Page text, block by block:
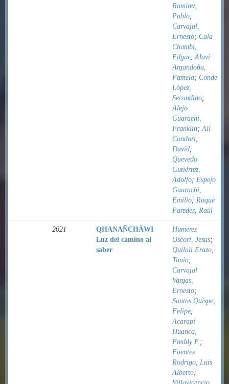
Ramirez,
Pablo;
Carvajal,
Ernesto; Cala
Chambi,
Edgar;Alavi
Argandoña,
Pamela; Conde
López,
Secundino;
Alejo
Guarachi,
Franklin;Ali
Condori,
David;
Quevedo
Gutiérrez,
Adolfo; Espejo
Guarachi,
Emilio; Roque
Paredes, Raúl
2021
QHANAÑCHÄWI
Luz del camino al
saber
Humerez
Oscori, Jesus;
Quilali Erazo,
Tania;
Carvajal
Vargas,
Ernesto;
Santos Quispe,
Felipe;
Acarapi
Huanca,
Freddy P. ;
Fuentes
Rodrigo, Luis
Alberto;